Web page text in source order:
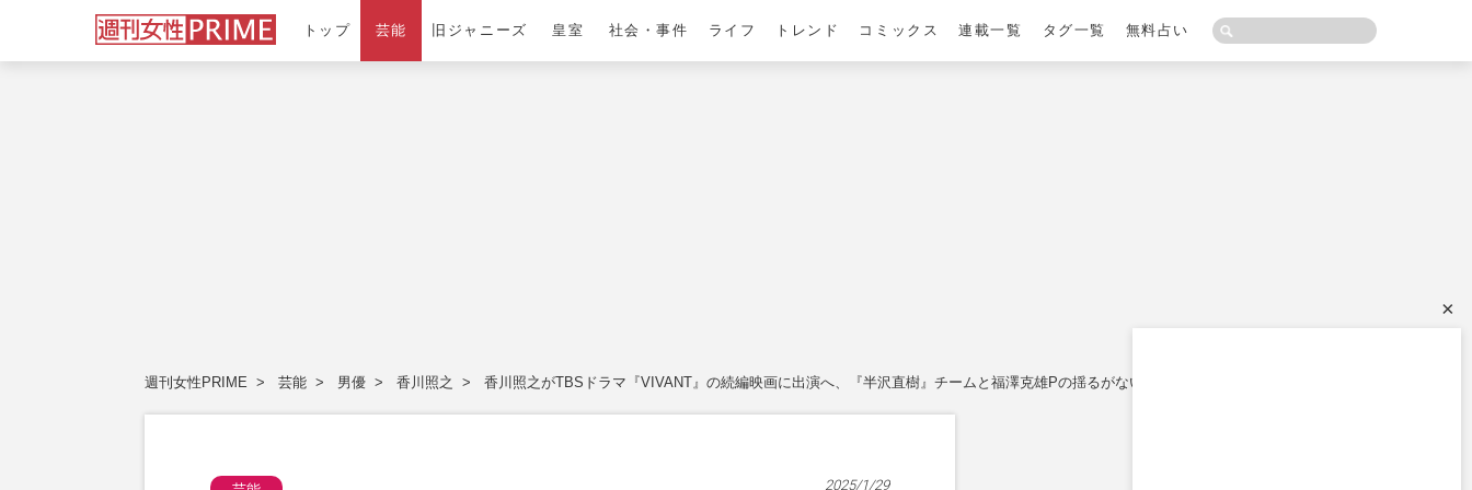
トップ 芸能 旧ジャニーズ 皇室 社会・事件 ライフ トレンド コミックス 連載一覧 タグ一覧 無料占い
週刊女性PRIME 芸能 男優 香川照之 香川照之がTBSドラマ『VIVANT』の続編映画に出演へ、『半沢直樹』チームと福澤克雄Pの揺るがない信頼
2025/1/29
×